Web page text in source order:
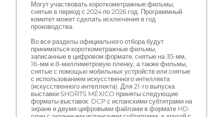
Могут участвовать короткометражные фильмы,
снятые в период с 2024 по 2026 год. Программный
комитет может сделать исключения в год
производства.
Во все разделы официального отбора будут
приниматься короткометражные фильмы,
записанные в цифровом формате, снятые на 35-мм,
16-мм и 8-миллиметровую пленку, а также фильмы,
снятые с помощью мобильных устройств или снятые
с использованием искусственного интеллекта
(искусственного интеллекта). Для 21-го выпуска
выставки SHORTS MÉXICO приняты следующие
форматы выставок: DCP с испанскими субтитрами на
экране и двумя цифровыми файлами в формате HD: